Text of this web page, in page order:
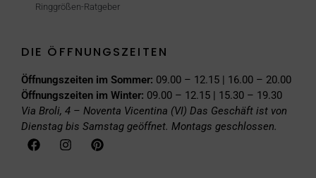
Ringgrößen-Ratgeber
DIE ÖFFNUNGSZEITEN
Öffnungszeiten im Sommer: 09.00 – 12.15 | 16.00 – 20.00
Öffnungszeiten im Winter: 09.00 – 12.15 | 15.30 – 19.30
Via Broli, 4 – Noventa Vicentina (VI) Das Geschäft ist von
Dienstag bis Samstag geöffnet. Montags geschlossen.